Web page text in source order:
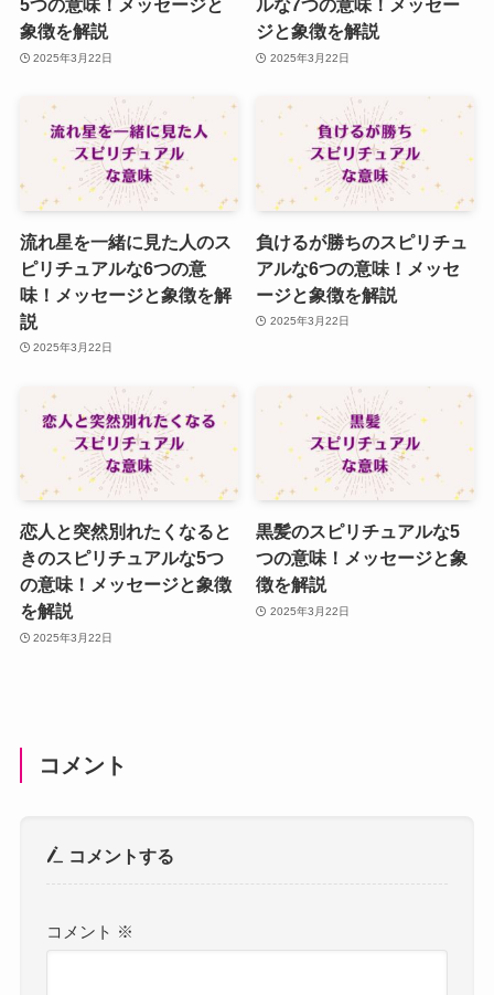
5つの意味！メッセージと
象徴を解説
2025年3月22日
ルな7つの意味！メッセー
ジと象徴を解説
2025年3月22日
流れ星を一緒に見た人のス
ピリチュアルな6つの意
味！メッセージと象徴を解
説
2025年3月22日
負けるが勝ちのスピリチュ
アルな6つの意味！メッセ
ージと象徴を解説
2025年3月22日
恋人と突然別れたくなると
きのスピリチュアルな5つ
の意味！メッセージと象徴
を解説
2025年3月22日
黒髪のスピリチュアルな5
つの意味！メッセージと象
徴を解説
2025年3月22日
コメント
コメントする
コメント ※